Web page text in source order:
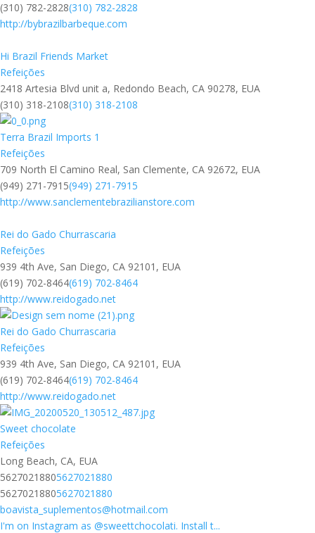
(310) 782-2828(310) 782-2828
http://bybrazilbarbeque.com
Hi Brazil Friends Market
Refeições
2418 Artesia Blvd unit a, Redondo Beach, CA 90278, EUA
(310) 318-2108(310) 318-2108
Terra Brazil Imports 1
Refeições
709 North El Camino Real, San Clemente, CA 92672, EUA
(949) 271-7915(949) 271-7915
http://www.sanclementebrazilianstore.com
Rei do Gado Churrascaria
Refeições
939 4th Ave, San Diego, CA 92101, EUA
(619) 702-8464(619) 702-8464
http://www.reidogado.net
Rei do Gado Churrascaria
Refeições
939 4th Ave, San Diego, CA 92101, EUA
(619) 702-8464(619) 702-8464
http://www.reidogado.net
Sweet chocolate
Refeições
Long Beach, CA, EUA
56270218805627021880
56270218805627021880
boavista_suplementos@hotmail.com
I'm on Instagram as @sweettchocolati. Install t...